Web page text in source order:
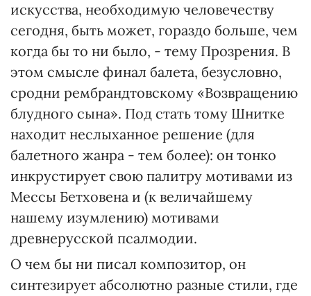
искусства, необходимую человечеству
сегодня, быть может, гораздо больше, чем
когда бы то ни было, - тему Прозрения. В
этом смысле финал балета, безусловно,
сродни рембрандтовскому «Возвращению
блудного сына». Под стать тому Шнитке
находит неслыханное решение (для
балетного жанра - тем более): он тонко
инкрустирует свою палитру мотивами из
Мессы Бетховена и (к величайшему
нашему изумлению) мотивами
древнерусской псалмодии.
О чем бы ни писал композитор, он
синтезирует абсолютно разные стили, где